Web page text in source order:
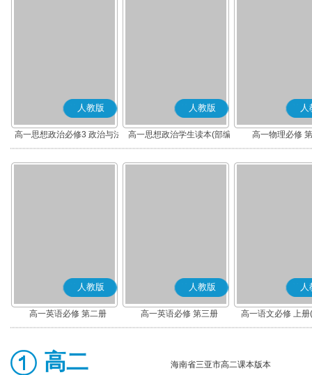
人教版
高一思想政治必修3 政治与法
治(部编版)
人教版
高一思想政治学生读本(部编
版)
人
高一物理必修
人教版
高一英语必修 第二册
人教版
高一英语必修 第三册
人
高一语文必修 上
高二 海南省三亚市高二课本版本